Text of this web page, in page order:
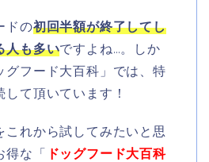
ドの初回半額が終了してし
人も多いですよね…。しか
グフード大百科」では、特
て頂いています！
これから試してみたいと思
得な「 ドッグフード大百科